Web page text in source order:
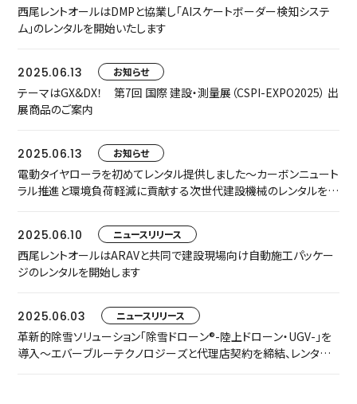
西尾レントオールはDMPと協業し「AIスケートボーダー検知システ
ム」のレンタルを開始いたします
2025.06.13 お知らせ
テーマはGX&DX！ 第7回 国際 建設・測量展（CSPI-EXPO2025） 出
展商品のご案内
2025.06.13 お知らせ
電動タイヤローラを初めてレンタル提供しました～カーボンニュート
ラル推進と環境負荷軽減に貢献する次世代建設機械のレンタルを開
2025.06.10
ニュースリリース
西尾レントオールはARAVと共同で建設現場向け自動施工パッケー
ジのレンタルを開始します
2025.06.03 ニュースリリース
革新的除雪ソリューション「除雪ドローン®-陸上ドローン・UGV-」を
導入～エバーブルーテクノロジーズと代理店契約を締結、レンタル